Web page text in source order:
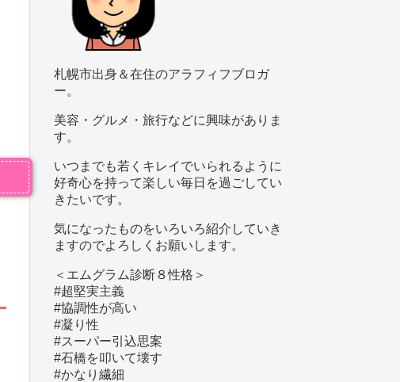
札幌市出身＆在住のアラフィフブロガ
ー。
美容・グルメ・旅行などに興味がありま
す。
いつまでも若くキレイでいられるように
好奇心を持って楽しい毎日を過ごしてい
きたいです。
気になったものをいろいろ紹介していき
ますのでよろしくお願いします。
＜エムグラム診断８性格＞
#超堅実主義
#協調性が高い
#凝り性
#スーパー引込思案
#石橋を叩いて壊す
#かなり繊細